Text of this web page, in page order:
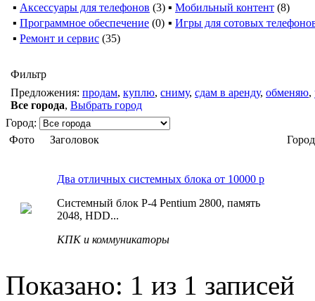
▪ Аксессуары для телефонов (3) ▪ Мобильный контент (8)
▪ Программное обеспечение (0) ▪ Игры для сотовых
▪ Ремонт и сервис (35)
Фильтр
Предложения: продам, куплю, сниму, сдам в аренду, обменяю,
Все города, Выбрать город
Город:
Фото
Заголовок Город
Два отличных системных блока от 10000 р
Системный блок Р-4 Pentium 2800, память
2048, HDD...
КПК и коммуникаторы
Показано: 1 из 1 записей